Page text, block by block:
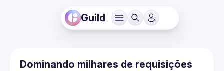
Guild
Dominando milhares de requisições